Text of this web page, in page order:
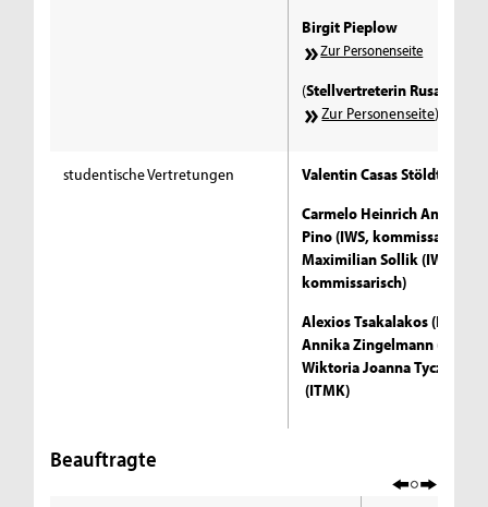
Birgit Pieplow
Zur Personenseite
(Stellvertreterin Rusalka
Zur Personenseite)
studentische Vertretungen
Valentin Casas Stöldt (IWS)
Carmelo Heinrich Antonio
Pino (IWS, kommissarisch)
Maximilian Sollik (IWS,
kommissarisch)
Alexios Tsakalakos (ITMK)
Annika Zingelmann (ITMK)
Wiktoria Joanna
(ITMK)
Beauftragte